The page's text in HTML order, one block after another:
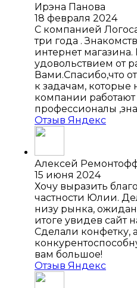
Ирэна Панова
18 февраля 2024
С компанией
три года .
интернет
удовольствием от
Вами.Спасибо,что
к задачам, которые
компании
профессионалы
Отзыв Яндекс
Алексей
15 июня 2024
Хочу выразить
частности Юлии.
низу рынка,
итоге увидев сайт
Сделали конфетку,
вам большое!
Отзыв Яндекс